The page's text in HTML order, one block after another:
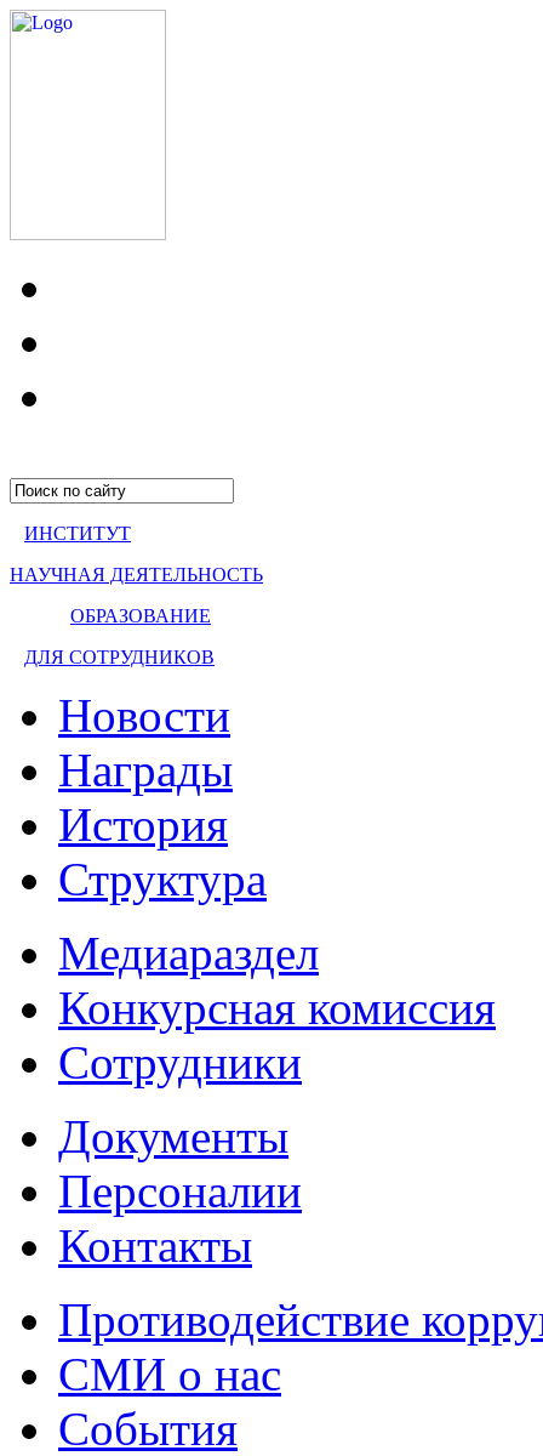
ИНСТИТУТ
НАУЧНАЯ ДЕЯТЕЛЬНОСТЬ
ОБРАЗОВАНИЕ
ДЛЯ СОТРУДНИКОВ
Новости
Награды
История
Структура
Медиараздел
Конкурсная комиссия
Сотрудники
Документы
Персоналии
Контакты
Противодействие
СМИ о нас
События